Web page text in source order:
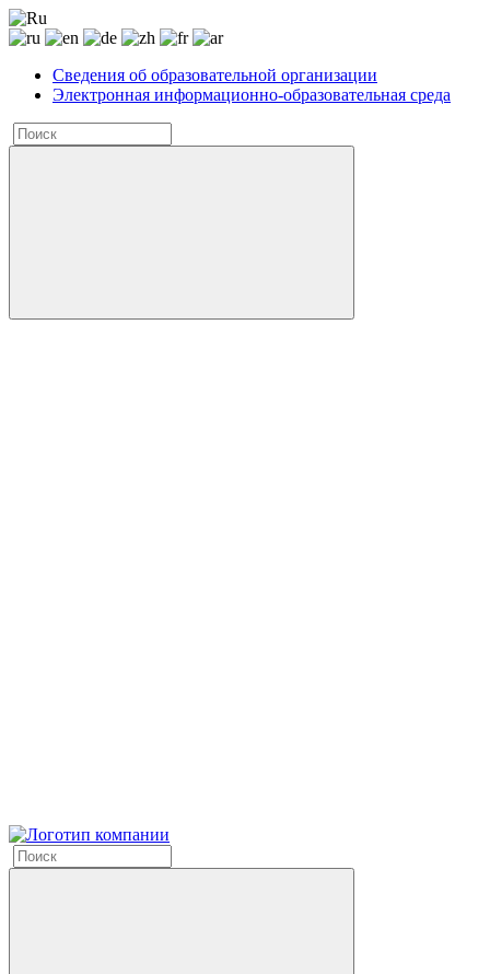
Сведения об образовательной организации
Электронная информационно-образовательная среда